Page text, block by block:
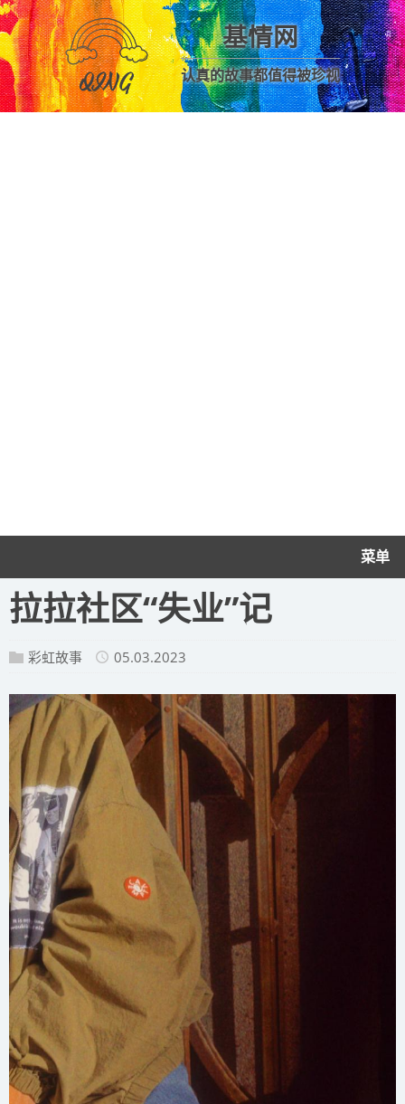
基情网
认真的故事都值得被珍视
菜单
拉拉社区“失业”记
彩虹故事 05.03.2023